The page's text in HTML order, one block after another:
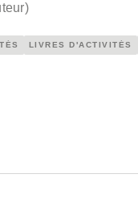
)
LIVRES D'ACTIVITÉS